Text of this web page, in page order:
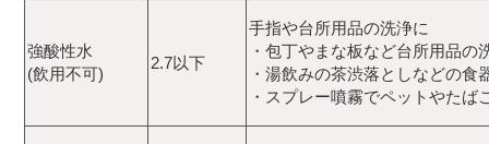
強酸性水
(飲用不可)
2.7以下
手指や台所用品の洗浄に
・包丁やまな板など台所用品の
・湯飲みの茶渋落としなどの食
・スプレー噴霧でペットやたば